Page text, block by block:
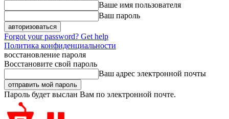
Ваше имя пользователя
Ваш пароль
Forgot your password? Get help
Политика конфиденциальности
восстановление пароля
Восстановите свой пароль
Ваш адрес электронной почты
Пароль будет выслан Вам по электронной почте.